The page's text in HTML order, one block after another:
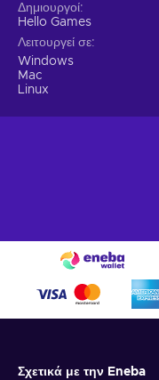
Δημιουργοί
Hello Games
Λειτουργεί σε
Windows
Mac
Linux
Σχετικά με την Eneba